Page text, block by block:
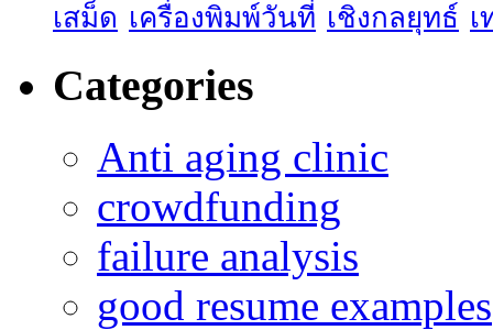
เสม็ด เครื่องพิมพ์วันที่ เชิงกลยุทธ์
Categories
Anti aging clinic
crowdfunding
failure analysis
good resume examples